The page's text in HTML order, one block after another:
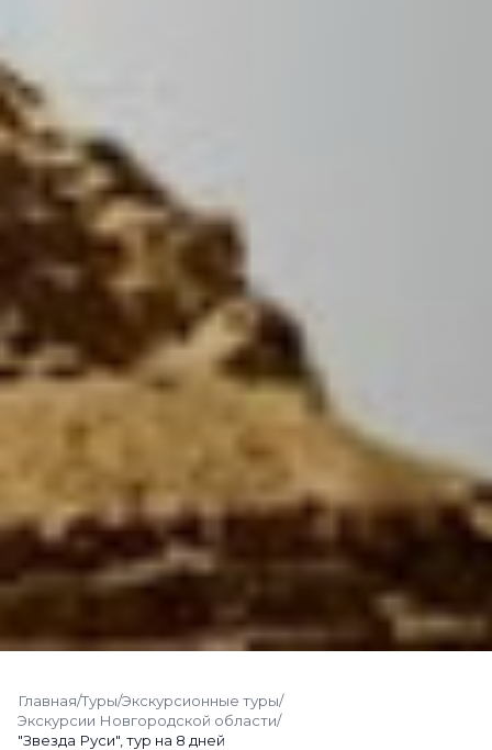
Главная/Туры/Экскурсионные туры/
Экскурсии Новгородской области/
"Звезда Руси", тур на 8 дней